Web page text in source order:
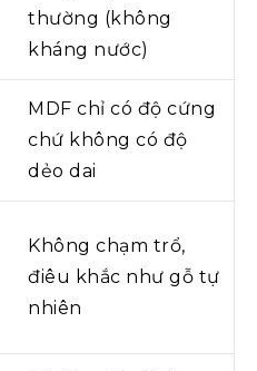
thường (không
kháng nước)
MDF chỉ có độ cứng
chứ không có độ
dẻo dai
Không chạm trổ,
điêu khắc như gỗ tự
nhiên